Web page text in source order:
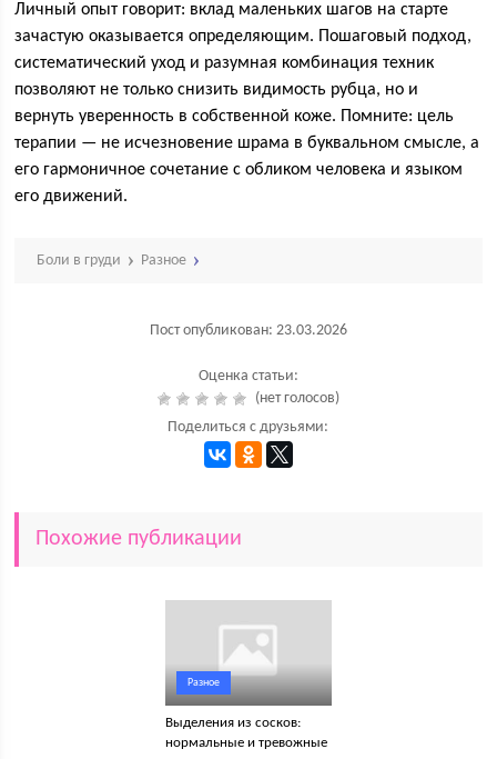
Личный опыт говорит: вклад маленьких шагов на старте
зачастую оказывается определяющим. Пошаговый подход,
систематический уход и разумная комбинация техник
позволяют не только снизить видимость рубца, но и
вернуть уверенность в собственной коже. Помните: цель
терапии — не исчезновение шрама в буквальном смысле, а
его гармоничное сочетание с обликом человека и языком
его движений.
Боли в груди Разное
Пост опубликован: 23.03.2026
Оценка статьи:
(нет голосов)
Поделиться с друзьями:
Похожие публикации
Разное
Выделения из сосков:
нормальные и тревожные